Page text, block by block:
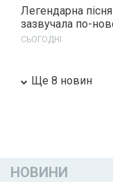
Легендарна
зазвучала по-
СЬОГОДНІ
Ще 8 новин
НОВИНИ